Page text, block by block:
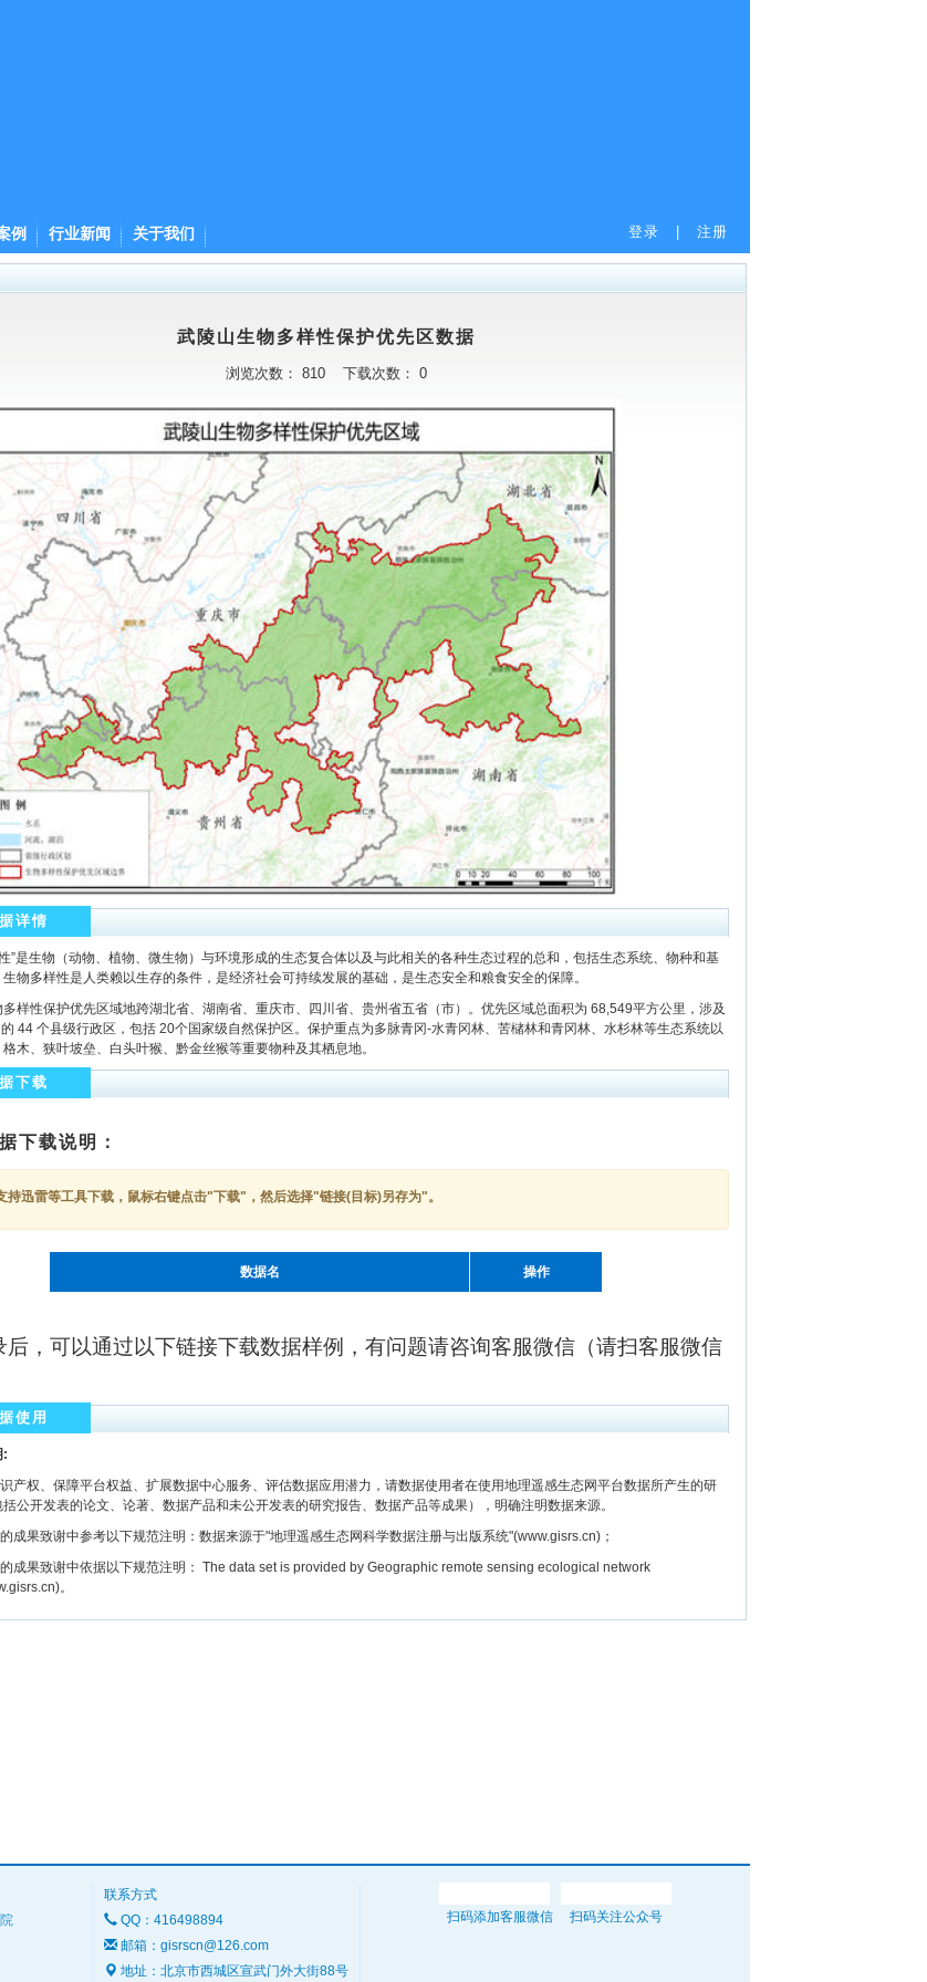
例 行业新闻 关于我们 登录 注册
武陵山生物多样性保护优先区数据
浏览次数： 810 下载次数： 0
详情
”是生物（动物、植物、微生物）与环境形成的生态复合体以及与此相关的各种生态过程的总和，包括生态系统、物种和基
生物多样性是人类赖以生存的条件，是经济社会可持续发展的基础，是生态安全和粮食安全的保障。
样性保护优先区域地跨湖北省、湖南省、重庆市、四川省、贵州省五省（市）。优先区域总面积为 68,549平方公里，涉及
44 个县级行政区，包括 20个国家级自然保护区。保护重点为多脉青冈-水青冈林、苦槠林和青冈林、水杉林等生态系统以
木、狭叶坡垒、白头叶猴、黔金丝猴等重要物种及其栖息地。
下载
下载说明：
持迅雷等工具下载，鼠标右键点击"下载"，然后选择"链接(目标)另存为"。
数据名 操作
后，可以通过以下链接下载数据样例，有问题请咨询客服微信（请扫客服微信
使用
:
权、保障平台权益、扩展数据中心服务、评估数据应用潜力，请数据使用者在使用地理遥感生态网平台数据所产生的研
公开发表的论文、论著、数据产品和未公开发表的研究报告、数据产品等成果），明确注明数据来源。
果致谢中参考以下规范注明：数据来源于"地理遥感生态网科学数据注册与出版系统"(www.gisrs.cn)；
果致谢中依据以下规范注明： The data set is provided by Geographic remote sensing ecological network
。
联系方式
QQ：416498894
邮箱：gisrscn@126.com
地址：北京市西城区宣武门外大街88号
扫码添加客服微信 扫码关注公众号